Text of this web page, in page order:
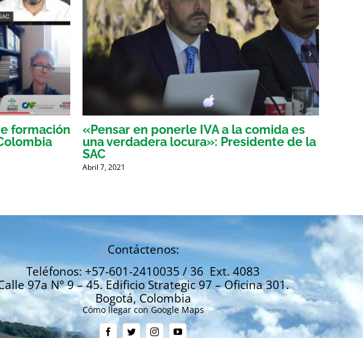
formación
«Pensar en ponerle IVA a la comida es
una verdadera locura»: Presidente de la
SAC
Abril 7, 2021
Contáctenos:
Teléfonos: +57-601-2410035 / 36 Ext. 4083
97a N° 9 – 45. Edificio Strategic 97 – Oficina 301.
Bogotá, Colombia
Cómo llegar con Google Maps